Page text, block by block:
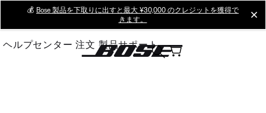
Main
💰 Bose 製品を下取りに出すと最大 ¥30,000 のクレジットを獲得で
きます。
ヘルプセンター 注文 製品サポート